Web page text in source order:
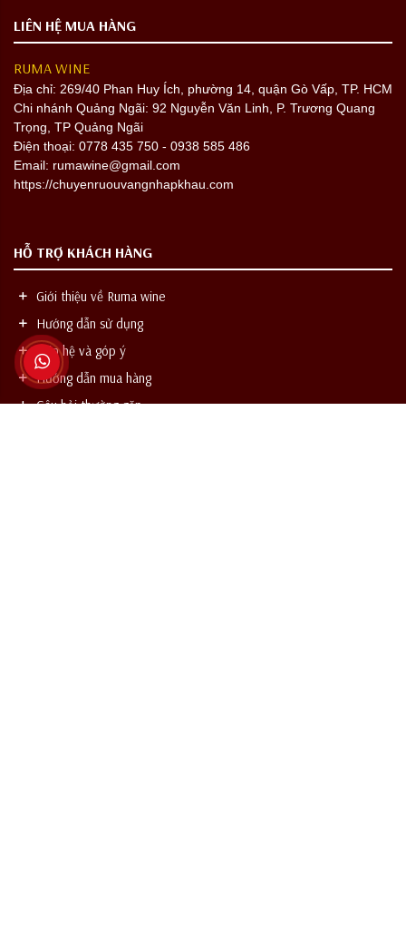
LIÊN HỆ MUA HÀNG
RUMA WINE
Địa chỉ: 269/40 Phan Huy Ích, phường 14, quận Gò Vấp, TP. HCM
Chi nhánh Quảng Ngãi: 92 Nguyễn Văn Linh, P. Trương Quang
Trọng, TP Quảng Ngãi
Điện thoại: 0778 435 750 - 0938 585 486
Email: rumawine@gmail.com
https://chuyenruouvangnhapkhau.com
HỖ TRỢ KHÁCH HÀNG
Giới thiệu về Ruma wine
Hướng dẫn sử dụng
Liên hệ và góp ý
Hướng dẫn mua hàng
Câu hỏi thường gặp